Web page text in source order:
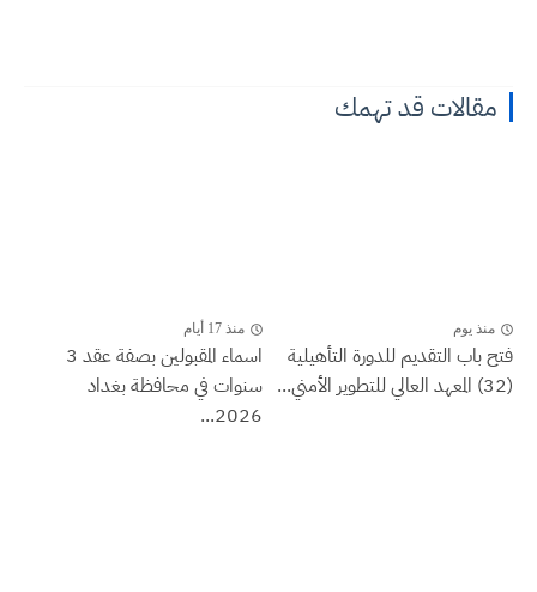
مقالات قد تهمك
منذ يوم
فتح باب التقديم للدورة التأهيلية
(32) المعهد العالي للتطوير الأمني...
منذ 17 أيام
اسماء المقبولين بصفة عقد 3
سنوات في محافظة بغداد
2026...